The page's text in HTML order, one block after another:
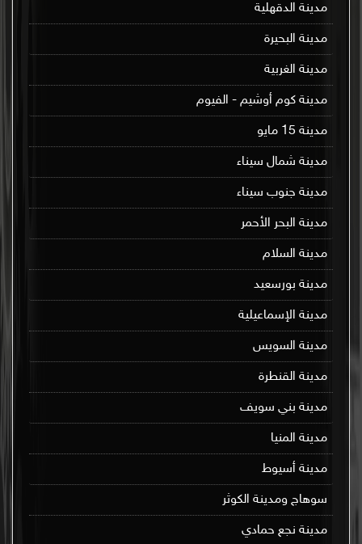
مدينة الدقهلية
مدينة البحيرة
مدينة الغربية
مدينة كوم أوشيم - الفيوم
مدينة 15 مايو
مدينة شمال سيناء
مدينة جنوب سيناء
مدينة البحر الأحمر
مدينة السلام
مدينة بورسعيد
مدينة الإسماعيلية
مدينة السويس
مدينة القنطرة
مدينة بني سويف
مدينة المنيا
مدينة أسيوط
سوهاج ومدينة الكوثر
مدينة نجع حمادي